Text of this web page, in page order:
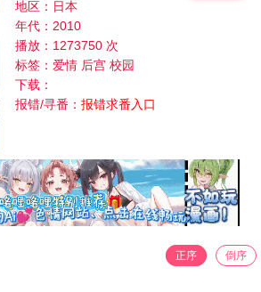
地区：日本
年代：2010
播放：1273750 次
标签：爱情 后宫 校园
下载：
报错/寻番：报错求番入口
正序 倒序